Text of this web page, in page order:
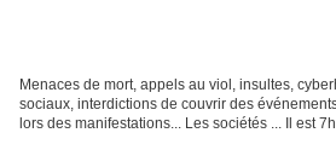
Menaces de mort, appels au viol, insultes,
sociaux, interdictions de couvrir des
lors des manifestations... Les sociétés ... Il est